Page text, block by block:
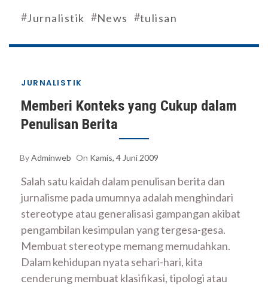
#Jurnalistik #News #tulisan
JURNALISTIK
Memberi Konteks yang Cukup dalam
Penulisan Berita
ByAdminweb On Kamis, 4 Juni 2009
Salah satu kaidah dalam penulisan berita dan
jurnalisme pada umumnya adalah menghindari
stereotype atau generalisasi gampangan akibat
pengambilan kesimpulan yang tergesa-gesa.
Membuat stereotype memang memudahkan.
Dalam kehidupan nyata sehari-hari, kita
cenderung membuat klasifikasi, tipologi atau